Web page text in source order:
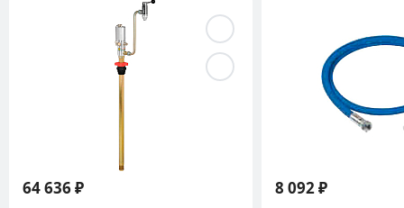
64 636 ₽ 8 092 ₽